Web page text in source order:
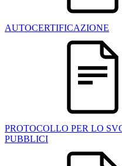
AUTOCERTIFICAZIONE
PROTOCOLLO PER LO
PUBBLICI